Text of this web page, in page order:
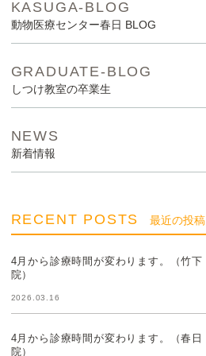
KASUGA-BLOG
動物医療センター春日 BLOG
GRADUATE-BLOG
しつけ教室の卒業生
NEWS
新着情報
RECENT POSTS 最近の投稿
4月から診療時間が変わります。（竹下
院）
2026.03.16
4月から診療時間が変わります。（春日
院）